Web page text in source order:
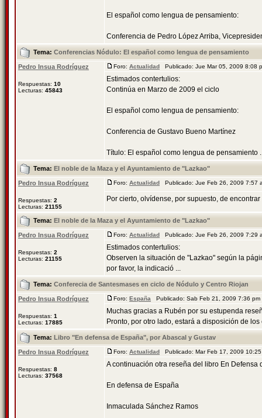
El español como lengua de pensamiento:
Conferencia de Pedro López Arriba,
Tema: Conferencias Nódulo: El español como lengua de pensamiento
Pedro Insua Rodríguez
Respuestas: 10
Lecturas: 45843
Foro: Actualidad Publicado: Jue Mar 05, 2009
Estimados contertulios:
Continúa en Marzo de 2009 el ciclo
El español como lengua de pensamiento:
Conferencia de Gustavo Bueno Martínez
Título: El español como lengua de pensamiento
Tema: El noble de la Maza y el Ayuntamiento de "Lazkao"
Pedro Insua Rodríguez
Respuestas: 2
Lecturas: 21155
Foro: Actualidad Publicado: Jue Feb 26, 2009
Por cierto, olvídense, por supuesto, de
Tema: El noble de la Maza y el Ayuntamiento de "Lazkao"
Pedro Insua Rodríguez
Respuestas: 2
Lecturas: 21155
Foro: Actualidad Publicado: Jue Feb 26, 2009
Estimados contertulios:
Observen la situación de "Lazkao" según la
por favor, la indicació ...
Tema: Conferecia de Santesmases en ciclo de Nódulo y Centro Riojan
Pedro Insua Rodríguez
Respuestas: 1
Lecturas: 17885
Foro: España Publicado: Sab Feb 21, 2009 7:36
Muchas gracias a Rubén por su estupenda
Pronto, por otro lado, estará a disposición de
Tema: Libro "En defensa de España", por Abascal y Gustav
Pedro Insua Rodríguez
Respuestas: 8
Lecturas: 37568
Foro: Actualidad Publicado: Mar Feb 17, 2009
A continuación otra reseña del libro En Defensa
En defensa de España
Inmaculada Sánchez Ramos